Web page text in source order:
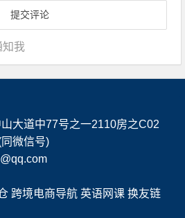
知我
大道中77号之一2110房之C02
微信号)
跨境电商导航 英语网课 换友链